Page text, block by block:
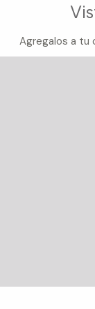
Agregalos a tu